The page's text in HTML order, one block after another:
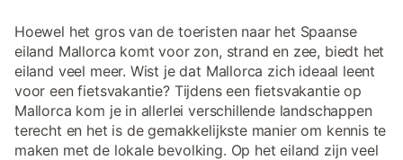
Hoewel het gros van de toeristen naar het Spaanse
eiland Mallorca komt voor zon, strand en zee, biedt het
eiland veel meer. Wist je dat Mallorca zich ideaal leent
voor een fietsvakantie? Tijdens een fietsvakantie op
Mallorca kom je in allerlei verschillende landschappen
terecht en het is de gemakkelijkste manier om kennis te
maken met de lokale bevolking. Op het eiland zijn veel